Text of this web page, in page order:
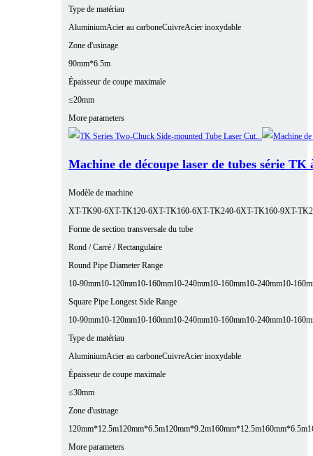
Type de matériau
AluminiumAcier au carboneCuivreAcier inoxydable
Zone d'usinage
90mm*6.5m
Épaisseur de coupe maximale
≤20mm
More parameters
Machine de découpe laser de tubes série
Modèle de machine
XT-TK90-6XT-TK120-6XT-TK160-6XT-TK240-6XT-TK160-9XT-
Forme de section transversale du tube
Rond / Carré / Rectangulaire
Round Pipe Diameter Range
10-90mm10-120mm10-160mm10-240mm10-160mm10-240mm10-
Square Pipe Longest Side Range
10-90mm10-120mm10-160mm10-240mm10-160mm10-240mm10-
Type de matériau
AluminiumAcier au carboneCuivreAcier inoxydable
Épaisseur de coupe maximale
≤30mm
Zone d'usinage
120mm*12.5m120mm*6.5m120mm*9.2m160mm*12.5m160mm*6.5m
More parameters